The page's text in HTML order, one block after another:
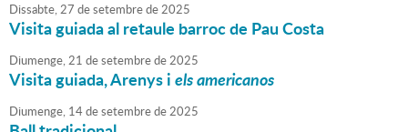
Dissabte,27 desetembrede2025
Visita guiada al retaule barroc de Pau Costa
Diumenge,21 desetembrede2025
Visita guiada, Arenys iels americanos
Diumenge, 14desetembrede2025